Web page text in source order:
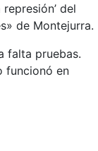
del
de Montejurra.
falta pruebas.
funcionó en